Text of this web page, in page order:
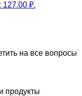
127.00 ₽.
на все вопросы
продукты